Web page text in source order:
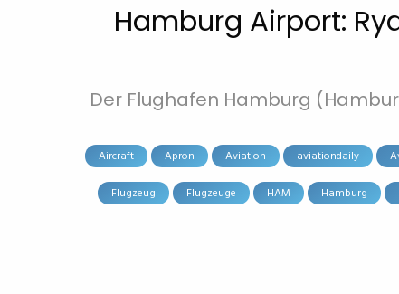
Hamburg Airport:
Der Flughafen Hamburg
Aircraft Apron Aviation aviationdaily
Flugzeug Flugzeuge HAM Hamburg